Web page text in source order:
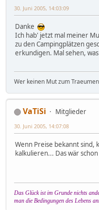
30. Juni 2005, 14:03:09
Danke
Ich hab' jetzt mal meiner
zu den Campingplätzen
erkundigen. Mal sehen,
Wer keinen Mut zum
VaTiSi
Mitglieder
30. Juni 2005, 14:07:08
Wenn Preise bekannt sind,
kalkulieren... Das wär
Das Glück ist im Grunde nichts
man die Bedingungen des Lebens